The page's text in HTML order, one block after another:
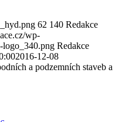
62 140 Redakce
wp-
logo_340.png Redakce
2016-12-08
a podzemních staveb a